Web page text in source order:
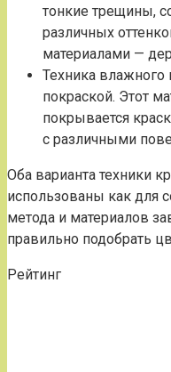
тонкие трещины,
различных
материалами —
Техника влажного
покраской. Этот
покрывается
с различными
Оба варианта техники
использованы как для
метода и материалов
правильно подобрать
Рейтинг